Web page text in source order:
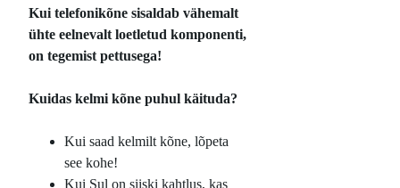
Kui telefonikõne sisaldab vähemalt
ühte eelnevalt loetletud komponenti,
on tegemist pettusega!
Kuidas kelmi kõne puhul käituda?
Kui saad kelmilt kõne, lõpeta
see kohe!
Kui Sul on siiski kahtlus, kas